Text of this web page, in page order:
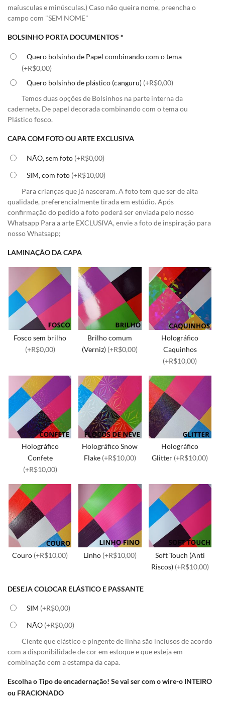
maíusculas e minúsculas.) Caso não queira nome, preencha o
campo com "SEM NOME"
BOLSINHO PORTA DOCUMENTOS *
Quero bolsinho de Papel combinando com o tema
(+R$0,00)
Quero bolsinho de plástico (canguru) (+R$0,00)
Temos duas opções de Bolsinhos na parte interna da
caderneta. De papel decorada combinando com o tema ou
Plástico fosco.
CAPA COM FOTO OU ARTE EXCLUSIVA
NÃO, sem foto (+R$0,00)
SIM, com foto (+R$10,00)
Para crianças que já nasceram. A foto tem que ser de alta
qualidade, preferencialmente tirada em estúdio. Após
confirmação do pedido a foto poderá ser enviada pelo nosso
Whatsapp Para a arte EXCLUSIVA, envie a foto de inspiração para
nosso Whatsapp;
LAMINAÇÃO DA CAPA
Fosco sem brilho
(+R$0,00)
Brilho comum
(Verniz) (+R$0,00)
Holográfico
Caquinhos
(+R$10,00)
Holográfico
Confete
(+R$10,00)
Holográfico Snow
Flake (+R$10,00)
Holográfico
Glitter (+R$10,00)
Couro (+R$10,00) Linho (+R$10,00)
Soft Touch (Anti
Riscos) (+R$10,00)
DESEJA COLOCAR ELÁSTICO E PASSANTE
SIM (+R$0,00)
NÃO (+R$0,00)
Ciente que elástico e pingente de linha são inclusos de acordo
com a disponibilidade de cor em estoque e que esteja em
combinação com a estampa da capa.
Escolha o Tipo de encadernação! Se vai ser com o wire-o INTEIRO
ou FRACIONADO